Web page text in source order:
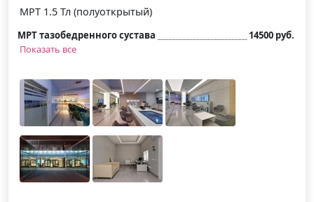
МРТ 1.5 Тл (полуоткрытый)
МРТ тазобедренного сустава
14500 руб.
Показать все